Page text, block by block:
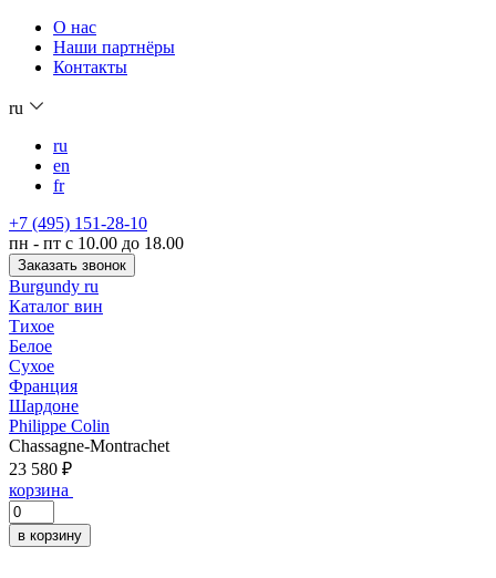
О нас
Наши партнёры
Контакты
ru
ru
en
fr
+7 (495) 151-28-10
пн - пт с 10.00 до 18.00
Заказать звонок
Burgundy ru
Каталог вин
Тихое
Белое
Сухое
Франция
Шардоне
Philippe Colin
Chassagne-Montrachet
23 580 ₽
корзина
в корзину